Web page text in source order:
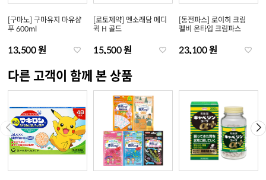
[구마노] 구마유지 마유샴
푸 600ml
13,500 원
[로토제약] 멘소래담 메디
퀵 H 골드
15,500 원
[동전파스] 로이히 크림
펠비 온타입 크림파스
23,100 원
다른 고객이 함께 본 상품